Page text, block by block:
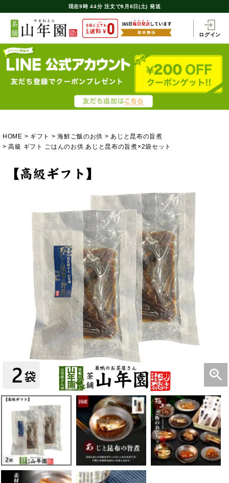
現在9時 44分 注文で8月8日(土) 発送
ログイン
HOME ギフト 海鮮ご飯のお供
あじと昆布の旨煮
高級 ギフト ごはんのお供 あじと昆布の旨煮×2袋セット